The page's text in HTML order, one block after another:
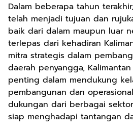
Dalam beberapa tahun
telah menjadi tujuan dan
baik dari dalam maupun luar
terlepas dari kehadiran
mitra strategis dalam
daerah penyangga,
penting dalam mendukung
pembangunan dan
dukungan dari berbagai
siap menghadapi tantangan